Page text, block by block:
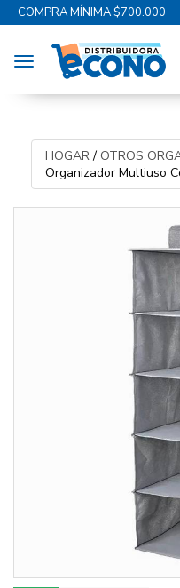
COMPRA MÍNIMA $700.000
Toggle navigation
HOGAR/ OTROS
Organizador Multiuso